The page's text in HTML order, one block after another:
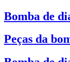
Bomba de
Peças da